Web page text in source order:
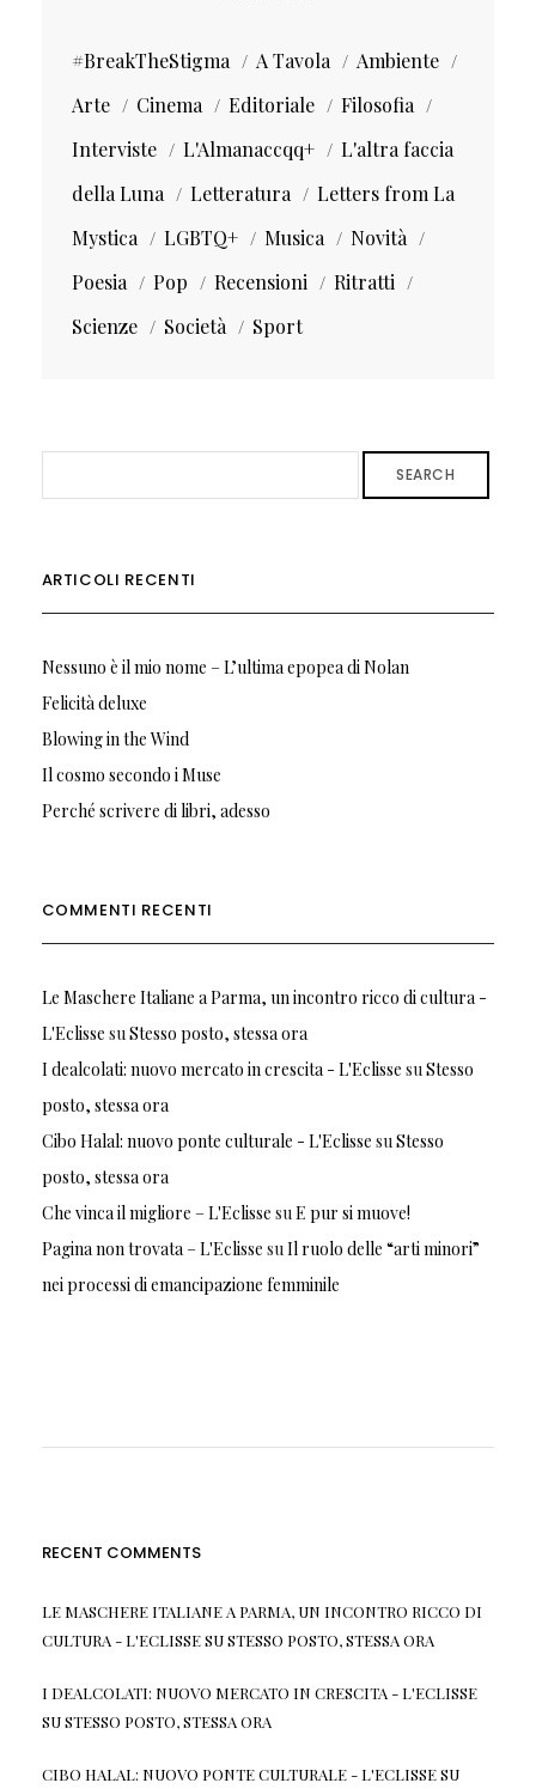
#BreakTheStigma A Tavola
Ambiente
Arte
Cinema Editoriale
Filosofia
Interviste
L'Almanaccqq+
L'altra faccia
della Luna
Letteratura
Letters from La
Mystica
LGBTQ+ Musica
Novità
Poesia
Pop Recensioni
Ritratti
Scienze
Società Sport
SEARCH
ARTICOLI RECENTI
Nessuno è il mio nome – L’ultima epopea di Nolan
Felicità deluxe
Blowing in the Wind
Il cosmo secondo i Muse
Perché scrivere di libri, adesso
COMMENTI RECENTI
Le Maschere Italiane a Parma, un incontro ricco di cultura -
L'Eclisse suStesso posto, stessa ora
I dealcolati: nuovo mercato in crescita - L'Eclisse suStesso
posto, stessa ora
Cibo Halal: nuovo ponte culturale - L'Eclisse suStesso
posto, stessa ora
Che vinca il migliore – L'Eclisse suE pur si muove!
Pagina non trovata – L'Eclisse suIl ruolo delle “arti minori”
nei processi di emancipazione femminile
RECENT COMMENTS
LE MASCHERE ITALIANE A PARMA, UN INCONTRO RICCO DI
CULTURA - L'ECLISSESUSTESSO POSTO, STESSA ORA
I DEALCOLATI: NUOVO MERCATO IN CRESCITA - L'ECLISSE
SUSTESSO POSTO, STESSA ORA
CIBO HALAL: NUOVO PONTE CULTURALE - L'ECLISSESU